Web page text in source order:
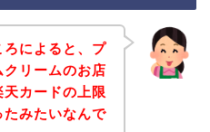
ろによると、プ
リームのお店
カードの上限
みたいなんで